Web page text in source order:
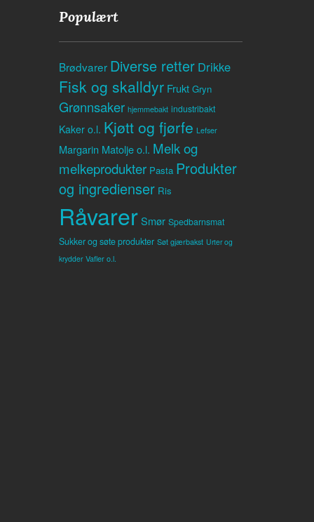
Populært
Brødvarer Diverse retter Drikke
Fisk og skalldyr Frukt Gryn
Grønnsaker hjemmebakt industribakt
Kaker o.l. Kjøtt og fjørfe Lefser
Margarin Matolje o.l. Melk og
melkeprodukter Pasta Produkter
og ingredienser Ris
Råvarer Smør Spedbarnsmat
Sukker og søte produkter Søt gjærbakst Urter og
krydder Vafler o.l.